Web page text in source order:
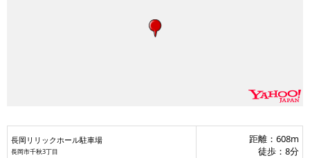
クホール駐車場
長岡リリックホール駐車場
長岡市千秋3丁目
距離：608m
徒歩：8分